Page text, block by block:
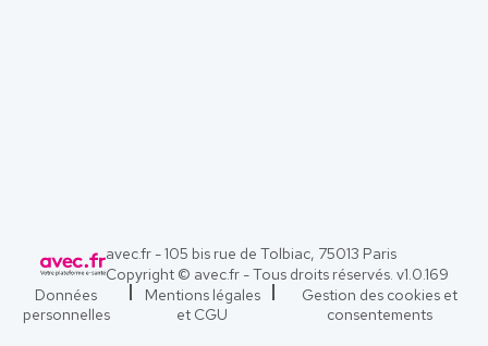
avec.fr - 105 bis rue de Tolbiac, 75013 Paris
Copyright © avec.fr - Tous droits réservés. v1.0.169
Données
personnelles
Mentions légales
et CGU
Gestion des cookies et
consentements